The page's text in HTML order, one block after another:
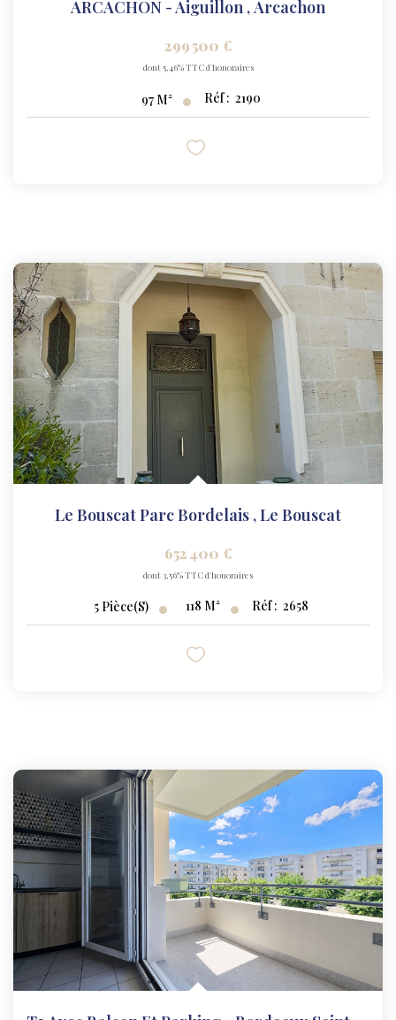
ARCACHON - Aiguillon ,Arcachon
299 500 €
dont 5,46% TTC d'honoraires
97 M² Réf : 2190
Le Bouscat Parc Bordelais ,Le Bouscat
652 400 €
dont 3,56% TTC d'honoraires
5 Pièce(s) 118 M² Réf : 2658